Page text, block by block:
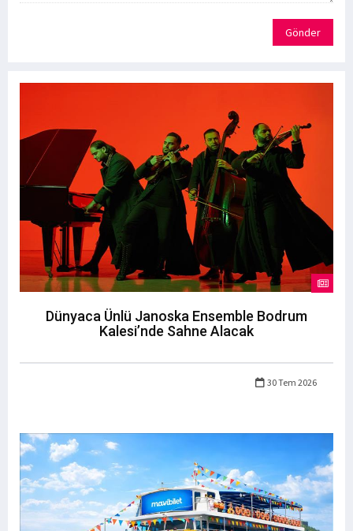
Gönder
Dünyaca Ünlü Janoska Ensemble Bodrum
Kalesi’nde Sahne Alacak
30 Tem 2026